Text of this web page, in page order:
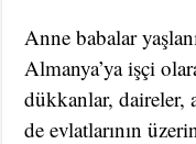
Anne babalar
Almanya’ya işçi
dükkanlar, daireler,
de evlatlarının